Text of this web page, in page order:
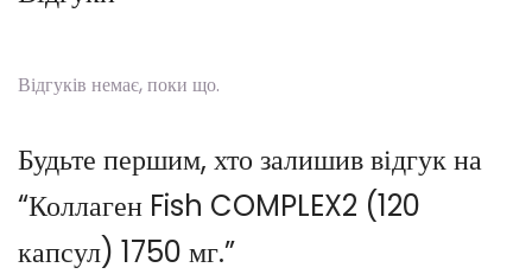
Відгуків немає, поки що.
Будьте першим, хто залишив відгук на
“Коллаген Fish COMPLEX2 (120
капсул) 1750 мг.”